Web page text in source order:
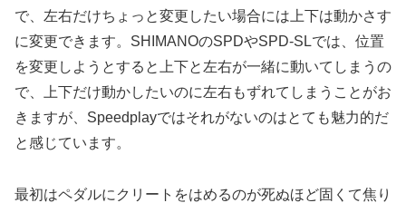
で、左右だけちょっと変更したい場合には上下は動かさす
に変更できます。SHIMANOのSPDやSPD-SLでは、位置
を変更しようとすると上下と左右が一緒に動いてしまうの
で、上下だけ動かしたいのに左右もずれてしまうことがお
きますが、Speedplayではそれがないのはとても魅力的だ
と感じています。
最初はペダルにクリートをはめるのが死ぬほど固くて焦り